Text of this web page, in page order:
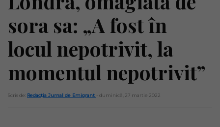
sora sa: „A fost în
locul nepotrivit, la
momentul nepotrivit”
Scris de: Redacția Jurnal de Emigrant - duminică, 27 martie 2022